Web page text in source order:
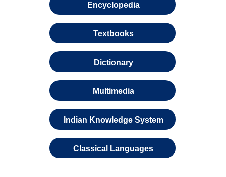
Encyclopedia
Textbooks
Dictionary
Multimedia
Indian Knowledge System
Classical Languages